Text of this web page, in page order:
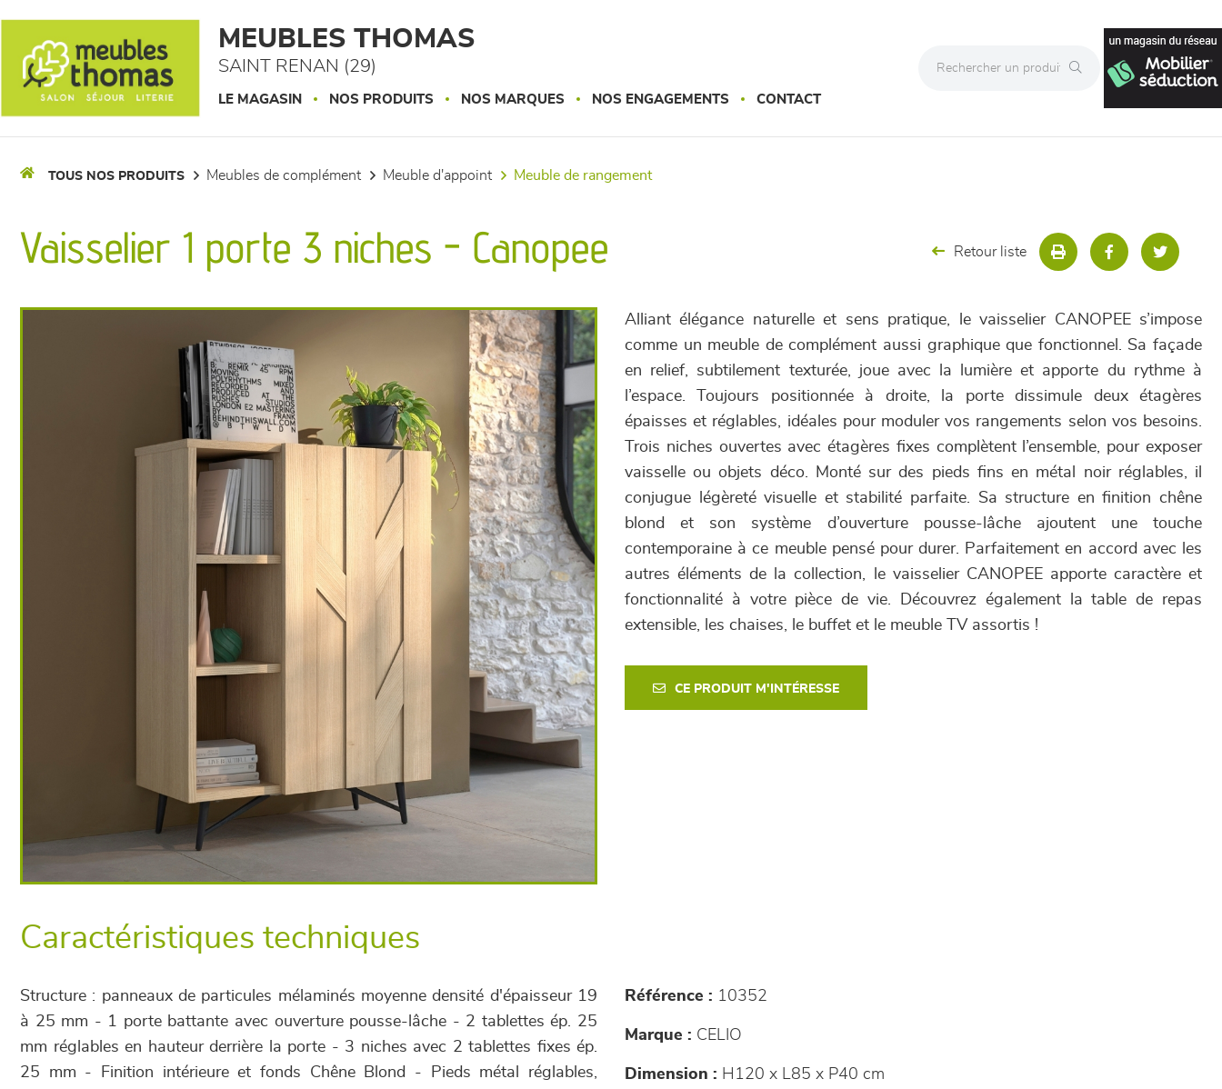
MEUBLES THOMAS
SAINT RENAN (29)
LE MAGASIN NOS PRODUITS NOS MARQUES NOS ENGAGEMENTS CONTACT
TOUS NOS PRODUITS meubles de complément meuble d'appoint meuble de rangement
Vaisselier 1 porte 3 niches - Canopee Retour liste
Alliant élégance naturelle et sens pratique, le vaisselier CANOPEE s’impose
comme un meuble de complément aussi graphique que fonctionnel. Sa façade
en relief, subtilement texturée, joue avec la lumière et apporte du rythme à
l’espace. Toujours positionnée à droite, la porte dissimule deux étagères
épaisses et réglables, idéales pour moduler vos rangements selon vos besoins.
Trois niches ouvertes avec étagères fixes complètent l’ensemble, pour exposer
vaisselle ou objets déco. Monté sur des pieds fins en métal noir réglables, il
conjugue légèreté visuelle et stabilité parfaite. Sa structure en finition chêne
blond et son système d’ouverture pousse-lâche ajoutent une touche
contemporaine à ce meuble pensé pour durer. Parfaitement en accord avec les
autres éléments de la collection, le vaisselier CANOPEE apporte caractère et
fonctionnalité à votre pièce de vie. Découvrez également la table de repas
extensible, les chaises, le buffet et le meuble TV assortis !
CE PRODUIT M'INTÉRESSE
Caractéristiques techniques
Structure : panneaux de particules mélaminés moyenne densité d'épaisseur 19
à 25 mm - 1 porte battante avec ouverture pousse-lâche - 2 tablettes ép. 25
mm réglables en hauteur derrière la porte - 3 niches avec 2 tablettes fixes ép.
25 mm - Finition intérieure et fonds Chêne Blond - Pieds métal réglables,
Référence : 10352
Marque : CELIO
Dimension : H120 x L85 x P40 cm